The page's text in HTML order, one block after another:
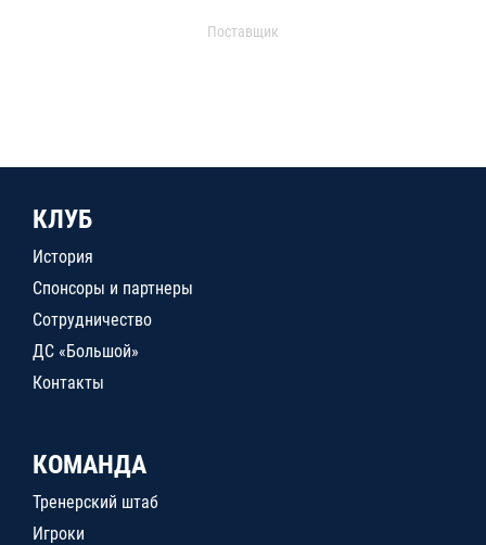
Поставщик
КЛУБ
История
Спонсоры и партнеры
Сотрудничество
ДС «Большой»
Контакты
КОМАНДА
Тренерский штаб
Игроки